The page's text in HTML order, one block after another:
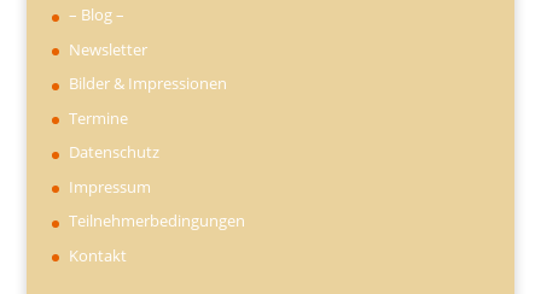
– Blog –
Newsletter
Bilder & Impressionen
Termine
Datenschutz
Impressum
Teilnehmerbedingungen
Kontakt